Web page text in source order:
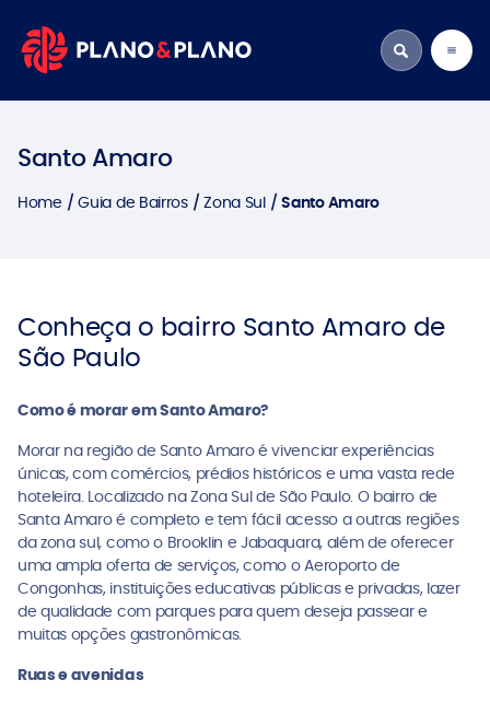
Santo Amaro
Home Guia de Bairros Zona Sul Santo Amaro
Conheça o bairro Santo Amaro de
São Paulo
Como é morar em Santo Amaro?
Morar na região de Santo Amaro é vivenciar experiências
únicas, com comércios, prédios históricos e uma vasta rede
hoteleira. Localizado na Zona Sul de São Paulo. O bairro de
Santa Amaro é completo e tem fácil acesso a outras regiões
da zona sul, como o Brooklin e Jabaquara, além de oferecer
uma ampla oferta de serviços, como o Aeroporto de
Congonhas, instituições educativas públicas e privadas, lazer
de qualidade com parques para quem deseja passear e
muitas opções gastronômicas.
Ruas e avenidas